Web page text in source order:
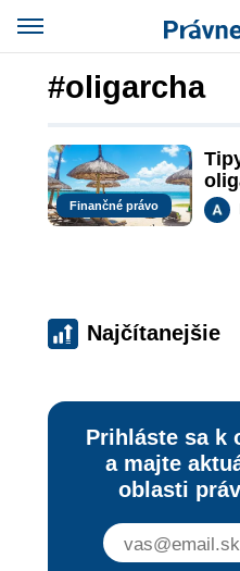
#oligarcha
Finančné právo
od
Najčítanejšie
Prihláste sa k
a majte
oblasti